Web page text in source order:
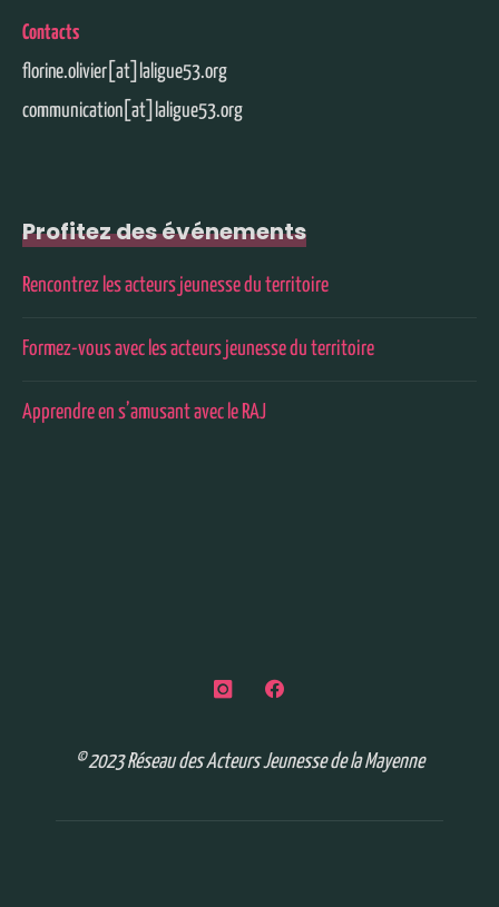
Contacts
florine.olivier[at]laligue53.org
communication[at]laligue53.org
Profitez des événements
Rencontrez les acteurs jeunesse du territoire
Formez-vous avec les acteurs jeunesse du territoire
Apprendre en s’amusant avec le RAJ
© 2023 Réseau des Acteurs Jeunesse de la Mayenne